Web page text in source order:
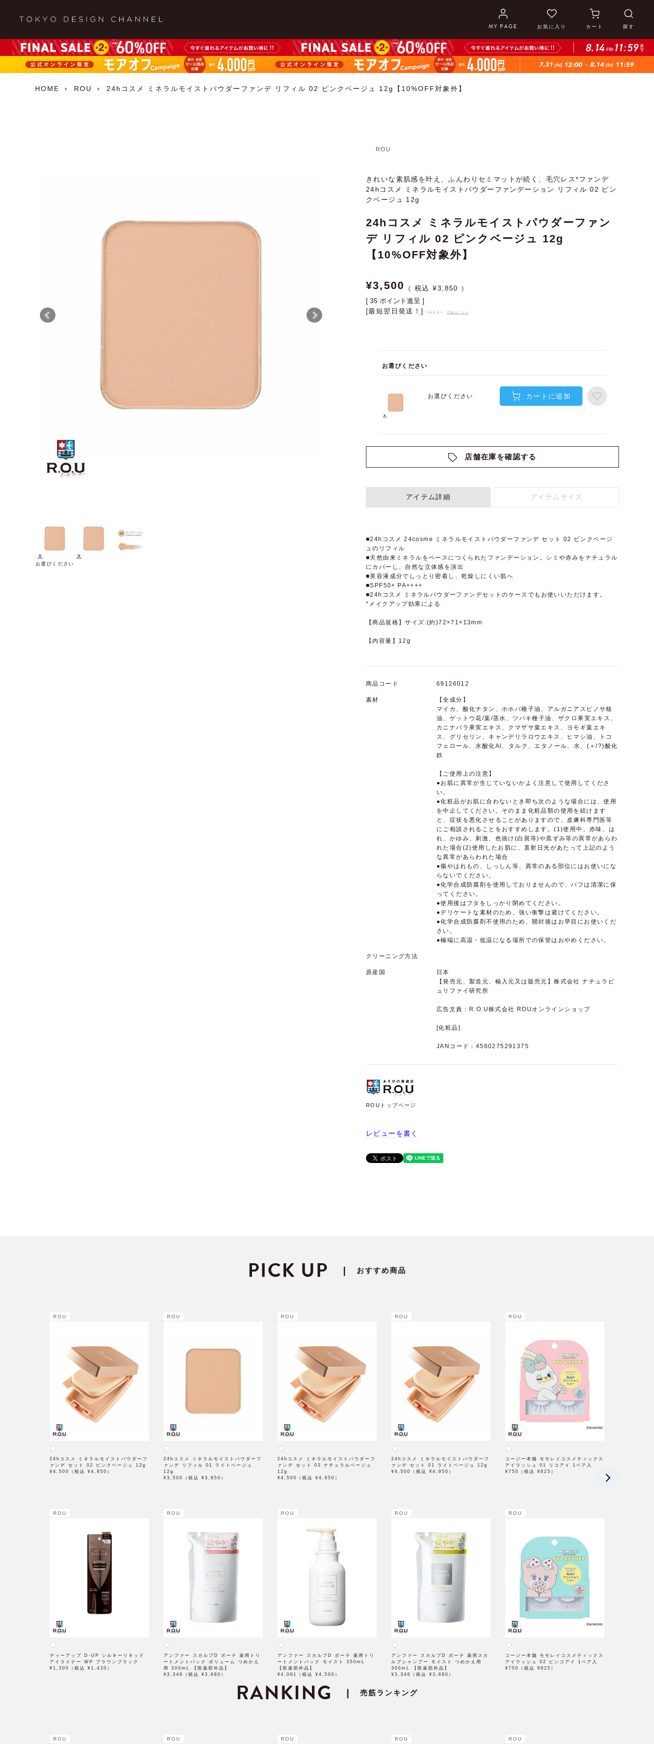
MY PAGE お気に入り カート 探す
HOME ROU 24hコスメ ミネラルモイストパウダーファンデ リフィル 02 ピンクベージュ 12g【10%OFF対象外】
お選びください
ROU
きれいな素肌感を叶え、ふんわりセミマットが続く、毛穴レス*ファンデ
24hコスメ ミネラルモイストパウダーファンデーション リフィル 02 ピン
クベージュ 12g
24hコスメ ミネラルモイストパウダーファン
デ リフィル 02 ピンクベージュ 12g
【10%OFF対象外】
¥3,500 ¥3,850
[ 35 ポイント進呈 ]
[最短翌日発送！]
※条件あり、 詳細はこちら
お選びください
お選びください カートに追加
店舗在庫を確認する
アイテム詳細 アイテムサイズ
■24hコスメ 24cosme ミネラルモイストパウダーファンデ セット 02 ピンクベージ
ュのリフィル
■天然由来ミネラルをベースにつくられたファンデーション。シミや赤みをナチュラル
にカバーし、自然な立体感を演出
■美容液成分でしっとり密着し、乾燥しにくい肌へ
■SPF50+ PA++++
■24hコスメ ミネラルパウダーファンデセットのケースでもお使いいただけます。
*メイクアップ効果による
【商品規格】サイズ:(約)72×71×13mm
【内容量】12g
商品コード 69126012
素材
【全成分】
マイカ、酸化チタン、ホホバ種子油、アルガニアスピノサ核
油、ゲットウ花/葉/茎水、ツバキ種子油、ザクロ果実エキス、
カニナバラ果実エキス、クマザサ葉エキス、ヨモギ葉エキ
ス、グリセリン、キャンデリラロウエキス、ヒマシ油、トコ
フェロール、水酸化Al、タルク、エタノール、水、(＋/?)酸化
鉄
【ご使用上の注意】
●お肌に異常が生じていないかよく注意して使用してくださ
い。
●化粧品がお肌に合わないとき即ち次のような場合には、使用
を中止してください。そのまま化粧品類の使用を続けます
と、症状を悪化させることがありますので、皮膚科専門医等
にご相談されることをおすすめします。(1)使用中、赤味、は
れ、かゆみ、刺激、色抜け(白斑等)や黒ずみ等の異常があらわ
れた場合(2)使用したお肌に、直射日光があたって上記のよう
な異常があらわれた場合
●傷やはれもの、しっしん等、異常のある部位にはお使いにな
らないでください。
●化学合成防腐剤を使用しておりませんので、パフは清潔に保
ってください。
●使用後はフタをしっかり閉めてください。
●デリケートな素材のため、強い衝撃は避けてください。
●化学合成防腐剤不使用のため、開封後はお早目にお使いくだ
さい。
●極端に高温・低温になる場所での保管はおやめください。
クリーニング方法
原産国
日本
【発売元、製造元、輸入元又は販売元】株式会社 ナチュラピ
ュリファイ研究所
広告文責：R.O.U株式会社 ROUオンラインショップ
[化粧品]
JANコード：4560275291375
ROUトップページ
レビューを書く
PICK UP おすすめ商品
ROU
24hコスメ ミネラルモイストパウダーフ
ァンデ セット 02 ピンクベージュ 12g
¥4,500（税込 ¥4,950）
ROU
24hコスメ ミネラルモイストパウダーフ
ァンデ リフィル 01 ライトベージュ
12g
¥3,500（税込 ¥3,850）
ROU
24hコスメ ミネラルモイストパウダーフ
ァンデ セット 03 ナチュラルベージュ
12g
¥4,500（税込 ¥4,950）
ROU
24hコスメ ミネラルモイストパウダーフ
ァンデ セット 01 ライトベージュ 12g
¥4,500（税込 ¥4,950）
ROU
コージー本舗 モモレイコスメティックス
アイラッシュ 01 リコアイ 1ペア入
¥750（税込 ¥825）
ROU
ディーアップ D-UP シルキーリキッド
アイライナー WP ブラウンブラック
¥1,300（税込 ¥1,430）
ROU
アンファー スカルプD ボーテ 薬用トリ
ートメントパック ボリューム つめかえ
用 300mL 【医薬部外品】
¥3,346（税込 ¥3,680）
ROU
アンファー スカルプD ボーテ 薬用トリ
ートメントパック モイスト 350mL
【医薬部外品】
¥4,091（税込 ¥4,500）
ROU
アンファー スカルプD ボーテ 薬用スカ
ルプシャンプー モイスト つめかえ用
300mL 【医薬部外品】
¥3,346（税込 ¥3,680）
ROU
コージー本舗 モモレイコスメティックス
アイラッシュ 02 ピンコアイ 1ペア入
¥750（税込 ¥825）
RANKING 売筋ランキング
ROU ROU ROU ROU ROU